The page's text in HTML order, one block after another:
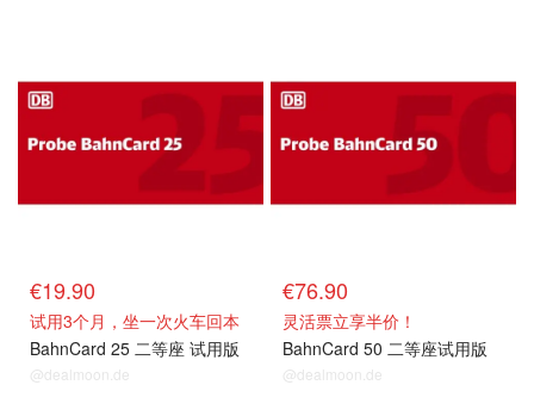
€19.90
试用3个月，坐一次火车回本
BahnCard 25 二等座 试用版
@dealmoon.de
€76.90
灵活票立享半价！
BahnCard 50 二等座试用版
@dealmoon.de